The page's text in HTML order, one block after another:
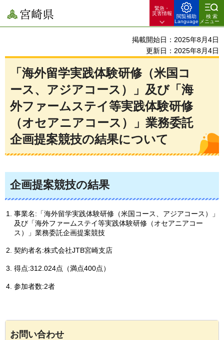
宮崎県
緊急・
災害情報
閲覧補助
Language
検索
メニュー
掲載開始日：2025年8月4日
更新日：2025年8月4日
「海外留学実践体験研修（米国コ
ース、アジアコース）」及び「海
外ファームステイ等実践体験研修
（オセアニアコース）」業務委託
企画提案競技の結果について
企画提案競技の結果
事業名:「海外留学実践体験研修（米国コース、アジアコース）」
及び「海外ファームステイ等実践体験研修（オセアニアコー
ス）」業務委託企画提案競技
契約者名:株式会社JTB宮崎支店
得点:312.024点（満点400点）
参加者数:2者
お問い合わせ